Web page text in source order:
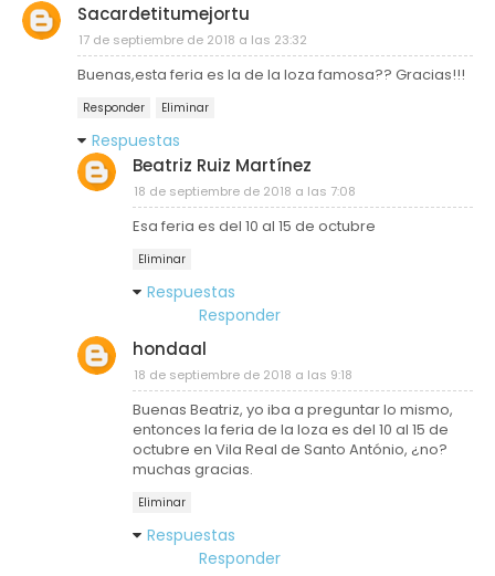
Sacardetitumejortu
17 de septiembre de 2018 a las 23:32
Buenas,esta feria es la de la loza famosa?? Gracias!!!
Responder Eliminar
Respuestas
Beatriz Ruiz Martínez
18 de septiembre de 2018 a las 7:08
Esa feria es del 10 al 15 de octubre
Eliminar
Respuestas
Responder
hondaal
18 de septiembre de 2018 a las 9:18
Buenas Beatriz, yo iba a preguntar lo mismo,
entonces la feria de la loza es del 10 al 15 de
octubre en Vila Real de Santo António, ¿no?
muchas gracias.
Eliminar
Respuestas
Responder